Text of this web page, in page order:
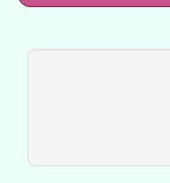
用
開
本
招